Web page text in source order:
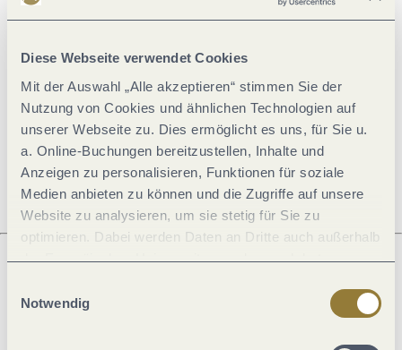
Diese Webseite verwendet Cookies
Mit der Auswahl „Alle akzeptieren“ stimmen Sie der
Nutzung von Cookies und ähnlichen Technologien auf
unserer Webseite zu. Dies ermöglicht es uns, für Sie u.
a. Online-Buchungen bereitzustellen, Inhalte und
Anzeigen zu personalisieren, Funktionen für soziale
Medien anbieten zu können und die Zugriffe auf unsere
Website zu analysieren, um sie stetig für Sie zu
optimieren. Dabei werden Daten an Dritte auch außerhalb
der Europäischen Union weitergegeben und dort
jederzeit widerrufen werden. Mit der Auswahl "Alle
ablehnen" kann es zu Beeinträchtigungen in der Nutzung
Notwendig
Öffnungszeiten
Ruhetage